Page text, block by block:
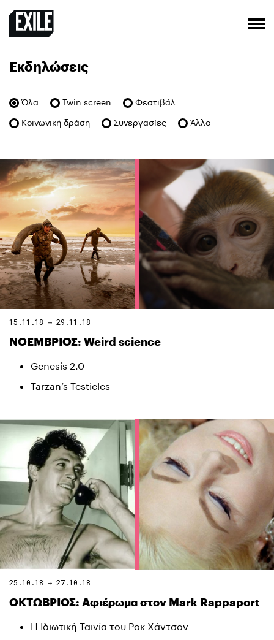
Εκδηλώσεις
Όλα Twin screen Φεστιβάλ
Κοινωνική δράση Συνεργασίες Άλλο
15.11.18 → 29.11.18
ΝΟΕΜΒΡΙΟΣ: Weird science
Genesis 2.0
Tarzan’s Testicles
25.10.18 → 27.10.18
ΟΚΤΩΒΡΙΟΣ: Αφιέρωμα στον Mark Rappaport
Η Ιδιωτική Ταινία του Ροκ Χάντσον